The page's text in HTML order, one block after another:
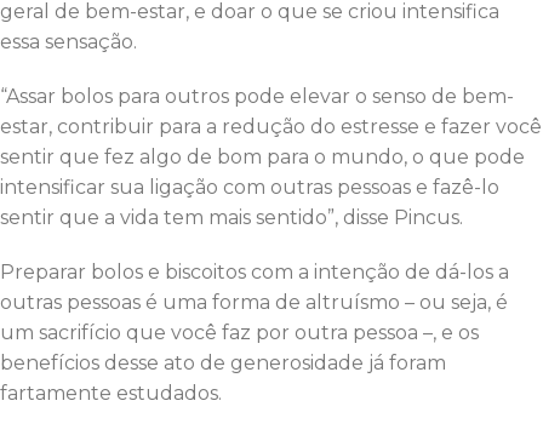
geral de bem-estar, e doar o que se criou intensifica
essa sensação.
“Assar bolos para outros pode elevar o senso de bem-
estar, contribuir para a redução do estresse e fazer você
sentir que fez algo de bom para o mundo, o que pode
intensificar sua ligação com outras pessoas e fazê-lo
sentir que a vida tem mais sentido”, disse Pincus.
Preparar bolos e biscoitos com a intenção de dá-los a
outras pessoas é uma forma de altruísmo – ou seja, é
um sacrifício que você faz por outra pessoa –, e os
benefícios desse ato de generosidade já foram
fartamente estudados.